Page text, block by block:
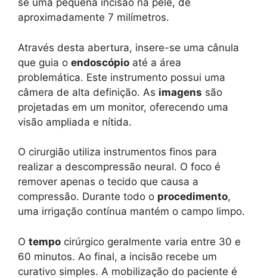
se uma pequena incisão na pele, de
aproximadamente 7 milímetros.
Através desta abertura, insere-se uma cânula
que guia o endoscópio até a área
problemática. Este instrumento possui uma
câmera de alta definição. As imagens são
projetadas em um monitor, oferecendo uma
visão ampliada e nítida.
O cirurgião utiliza instrumentos finos para
realizar a descompressão neural. O foco é
remover apenas o tecido que causa a
compressão. Durante todo o procedimento,
uma irrigação contínua mantém o campo limpo.
O tempo cirúrgico geralmente varia entre 30 e
60 minutos. Ao final, a incisão recebe um
curativo simples. A mobilização do paciente é